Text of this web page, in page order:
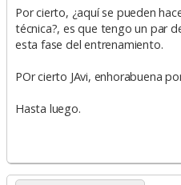
Por cierto, ¿aquí se pueden
técnica?, es que tengo un par
esta fase del entrenamiento.
POr cierto JAvi, enhorabuena
Hasta luego.